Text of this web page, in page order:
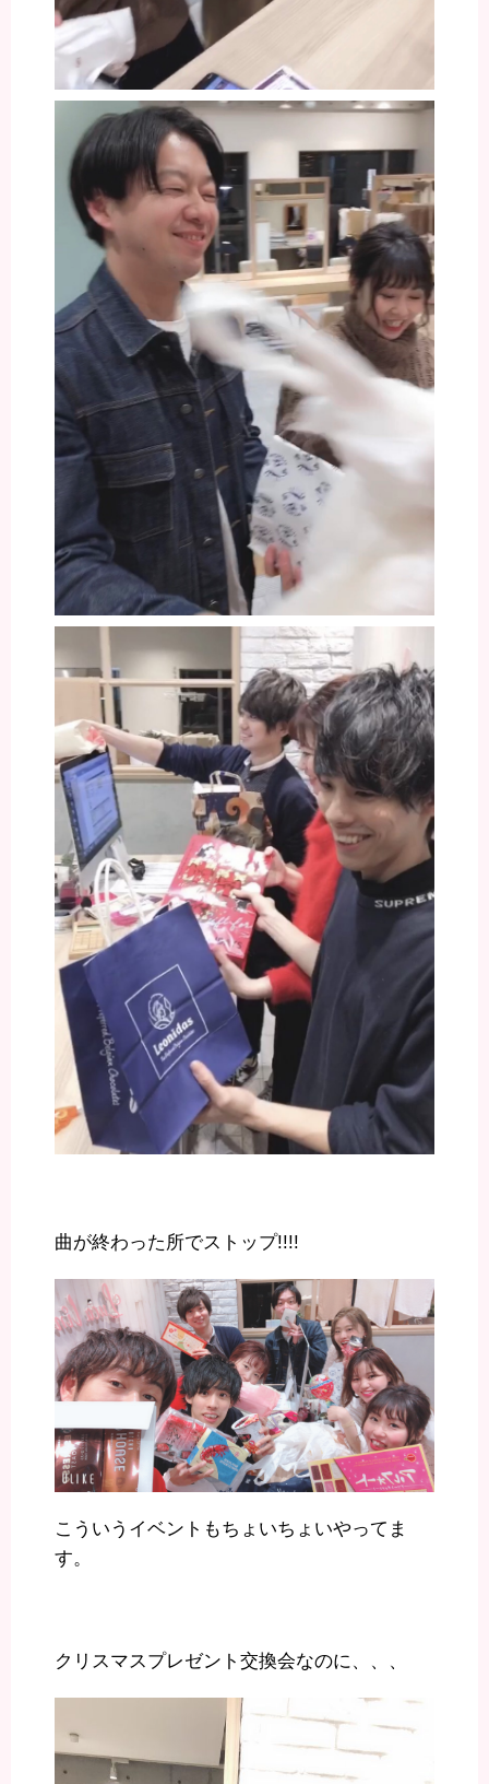
曲が終わった所でストップ!!!!
こういうイベントもちょいちょいやってま
す。
クリスマスプレゼント交換会なのに、、、